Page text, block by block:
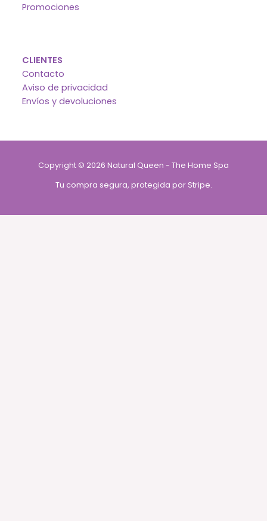
Promociones
CLIENTES
Contacto
Aviso de privacidad
Envíos y devoluciones
Copyright © 2026 Natural Queen - The Home Spa
Tu compra segura, protegida por Stripe.